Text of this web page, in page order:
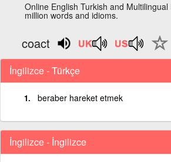
Online English Turkish and
million words and idioms.
coact
İngilizce - Türkçe
beraber hareket etmek
İngilizce - İngilizce